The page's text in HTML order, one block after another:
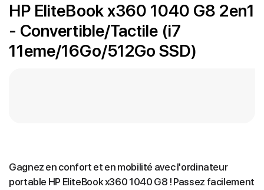
HP EliteBook x360 1040 G8 2en1
- Convertible/Tactile (i7
11eme/16Go/512Go SSD)
Gagnez en confort et en mobilité avec l'ordinateur
portable HP EliteBook x360 1040 G8 ! Passez facilement